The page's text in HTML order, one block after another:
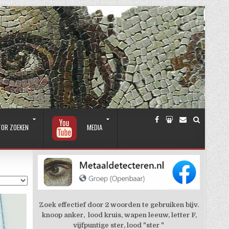
ZOEKEN MEDIA
Zoek effectief door 2 woorden te gebruiken bijv.
knoop anker, lood kruis, wapen leeuw, letter F,
vijfpuntige ster, lood "ster "